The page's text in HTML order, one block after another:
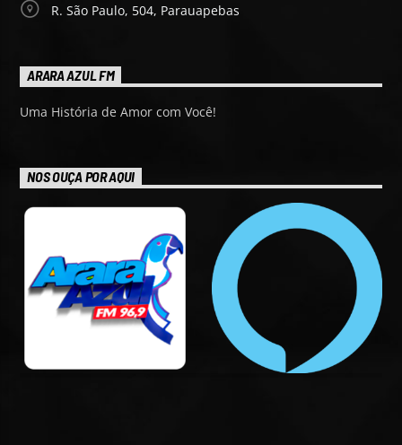
R. São Paulo, 504, Parauapebas
ARARA AZUL FM
Uma História de Amor com Você!
NOS OUÇA POR AQUI